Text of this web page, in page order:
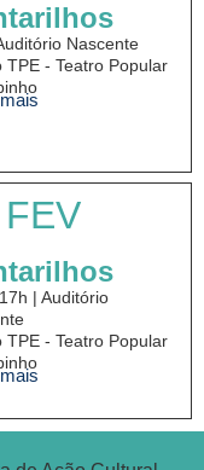
Nascente
TPE - Teatro Popular
| Auditório
TPE - Teatro Popular